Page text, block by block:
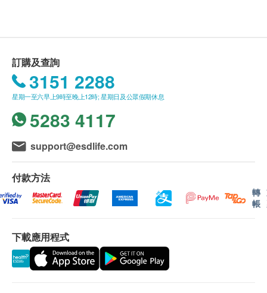
脈搏率
體重
個人健康分析問卷
血壓
體質指標
血脂
三酸甘油脂
總膽固醇
糖尿
乳房X光造影檢查 (只適合40歲以上女士)
(只適用於尖沙咀分店進行 及 只適合40歲以上女士) 可檢測腫
瘤、硬塊或鈣化物等乳房問題 (此檢查項目或需另約日期進行
HK$1,500.0
全腹部超聲波
可探測肝癌、肝硬化、脂肪肝、膽石、前列腺腫大、膀胱石、
子宮癌、卵巢癌、卵巢囊腫、子宮肌瘤(纖維瘤)等 (此檢查項
目或需另約日期到指定中心進行檢查)
HK$2,900.0
性病篩查
HK$350.0
意事項
凡購買以上健康檢查計劃
項目 ,詳情請按"購買"鍵瀏覽或向
更改。
附加項目檢驗者必須跟計劃檢驗者為同一人。
如有爭議，健康網購health.ESDlife及時代醫療服
務中心保留最後決定權。
一般疫苗注射服務計劃有效期為6個月，客戶必須
於6個月內 (由確認付款日期起計) 接受有關服務，
逾期作廢。
此項交易必須經醫生評估是否適合進行疫苗註射。
如醫生認為不適合註射疫苗，將取消此計劃的服
疫苗註射均由註冊醫生/醫護人員負責註射程序。
使用長者醫療券
訂購及查詢
3151 2288
星期一至六早上9時至晚上12時; 星期日及公眾假期休息
5283 4117
support@esdlife.com
付款方法
轉
帳
下載應用程式